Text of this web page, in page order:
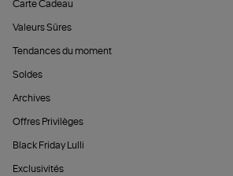
Carte Cadeau
Valeurs Sûres
Tendances du moment
Soldes
Archives
Offres Privilèges
Black Friday Lulli
Exclusivités